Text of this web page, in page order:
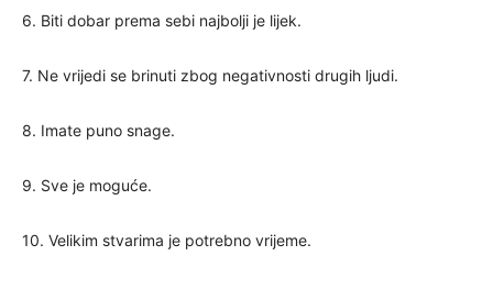
6. Biti dobar prema sebi najbolji je lijek.
7. Ne vrijedi se brinuti zbog negativnosti drugih ljudi.
8. Imate puno snage.
9. Sve je moguće.
10. Velikim stvarima je potrebno vrijeme.